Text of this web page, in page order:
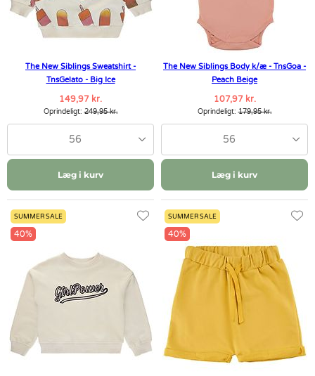
The New Siblings Sweatshirt -
TnsGelato - Big Ice
149,97 kr.
Oprindeligt:249,95 kr.
56
Læg i kurv
The New Siblings Body k/æ - TnsGoa -
Peach Beige
107,97 kr.
Oprindeligt:179,95 kr.
56
Læg i kurv
SUMMER SALE
40%
SUMMER SALE
40%